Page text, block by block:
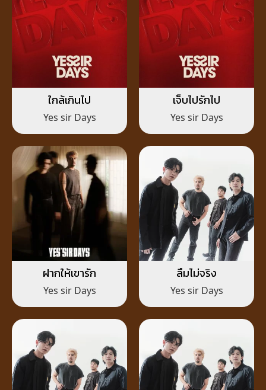
ใกล้เกินไป
Yes sir Days
เจ็บไปรักไป
Yes sir Days
ฝากให้เขารัก
Yes sir Days
ลืมไม่จริง
Yes sir Days